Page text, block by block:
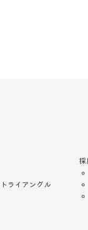
ライアングル